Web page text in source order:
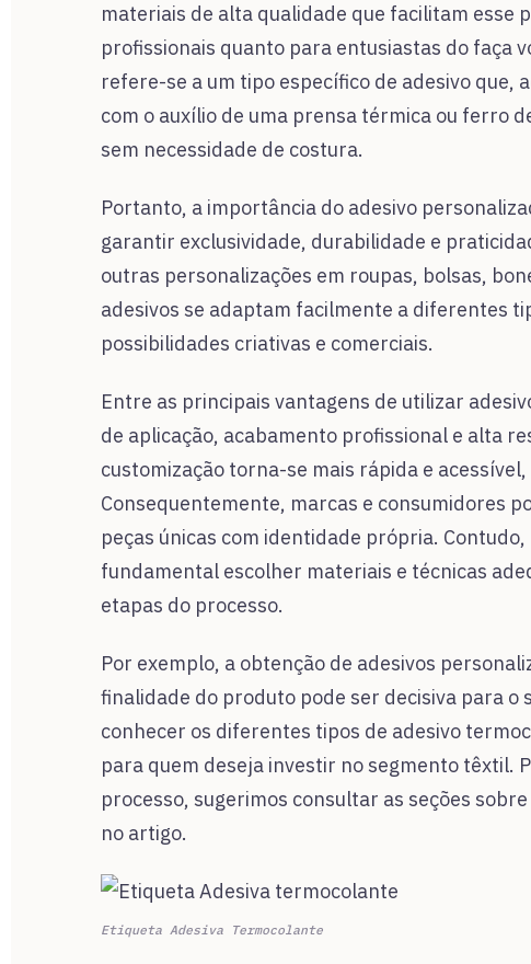
materiais de alta qualidade que facilitam esse
profissionais quanto para entusiastas do faça
refere-se a um tipo específico de adesivo
com o auxílio de uma prensa térmica ou ferro
sem necessidade de costura.
Portanto, a importância do adesivo
garantir exclusividade, durabilidade e
outras personalizações em roupas, bolsas,
adesivos se adaptam facilmente a diferentes
possibilidades criativas e comerciais.
Entre as principais vantagens de utilizar
de aplicação, acabamento profissional e alta
customização torna-se mais rápida e
Consequentemente, marcas e consumidores
peças únicas com identidade própria.
fundamental escolher materiais e técnicas
etapas do processo.
Por exemplo, a obtenção de adesivos
finalidade do produto pode ser decisiva para o
conhecer os diferentes tipos de adesivo
para quem deseja investir no segmento têxtil.
processo, sugerimos consultar as seções
no artigo.
Etiqueta Adesiva Termocolante